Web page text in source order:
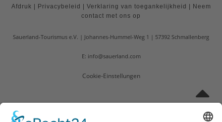
Afdruk Privacybeleid Verklaring van toegankelijkheid
Neem
contact met ons op
Sauerland-Tourismus e.V. Johannes-Hummel-Weg 1 57392 Schmallenberg
E: info@sauerland.com
Cookie-Einstellungen